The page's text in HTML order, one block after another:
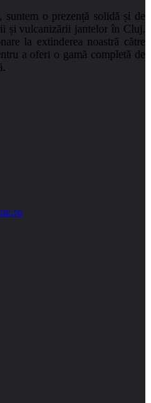
o prezență solidă și de
și vulcanizării jantelor în Cluj.
la extinderea noastră către
a oferi o gamă completă de